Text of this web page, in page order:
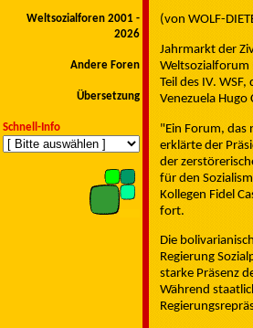
Weltsozialforen 2001 -
2026
Andere Foren
Übersetzung
Schnell-Info
(von WOLF-
Jahrmarkt der
Weltsozialforum
Teil des IV.
Venezuela Hugo
"Ein Forum,
erklärte der
der
für den
Kollegen Fidel
fort.
Die
Regierung
starke Präsenz
Während